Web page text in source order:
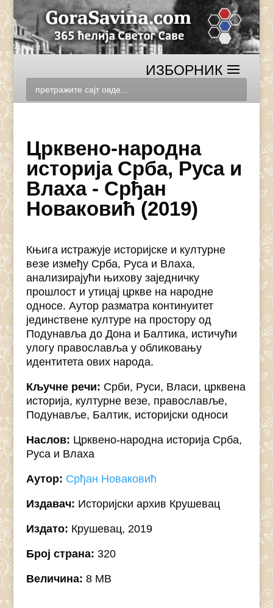
Црквено-народна
историја Срба, Руса и
Влаха - Срђан
Новаковић (2019)
Књига истражује историјске и културне
везе између Срба, Руса и Влаха,
анализирајући њихову заједничку
прошлост и утицај цркве на народне
односе. Аутор разматра континуитет
јединствене културе на простору од
Подунавља до Дона и Балтика, истичући
улогу православља у обликовању
идентитета ових народа.
Кључне речи: Срби, Руси, Власи, црквена
историја, културне везе, православље,
Подунавље, Балтик, историјски односи
Наслов: Црквено-народна историја Срба,
Руса и Влаха
Аутор: Срђан Новаковић
Издавач: Историјски архив Крушевац
Издато: Крушевац, 2019
Број страна: 320
Величина: 8 MB